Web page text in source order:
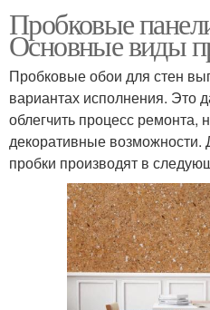
Пробковые
Основные виды
Пробковые обои для стен
вариантах исполнения. Это
облегчить процесс ремонта,
декоративные возможности.
пробки производят в